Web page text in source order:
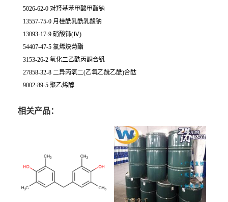
5026-62-0 对羟基苯甲酸甲酯钠
13557-75-0 月桂酰乳酰乳酸钠
13093-17-9 硝酸铈(Ⅳ)
54407-47-5 氯烯炔菊酯
3153-26-2 氧化二乙酰丙酮合钒
27858-32-8 二异丙氧二(乙氧乙酰乙酰)合酞
9002-89-5 聚乙烯醇
相关产品：